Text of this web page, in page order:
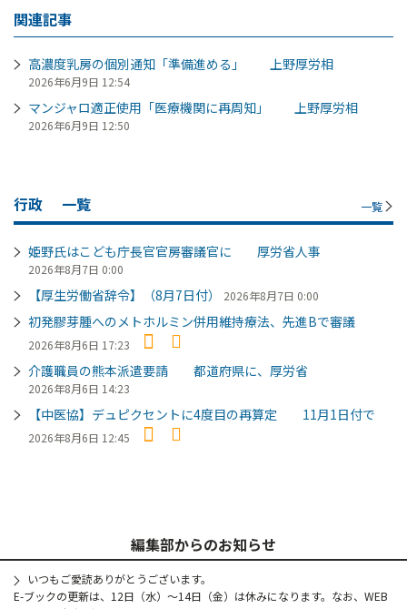
関連記事
高濃度乳房の個別通知「準備進める」 上野厚労相
2026年6月9日 12:54
マンジャロ適正使用「医療機関に再周知」 上野厚労相
2026年6月9日 12:50
行政 一覧 一覧
姫野氏はこども庁長官官房審議官に 厚労省人事
2026年8月7日 0:00
【厚生労働省辞令】（8月7日付） 2026年8月7日 0:00
初発膠芽腫へのメトホルミン併用維持療法、先進Bで審議
2026年8月6日 17:23
介護職員の熊本派遣要請 都道府県に、厚労省
2026年8月6日 14:23
【中医協】デュピクセントに4度目の再算定 11月1日付で
2026年8月6日 12:45
編集部からのお知らせ
いつもご愛読ありがとうございます。
E-ブックの更新は、12日（水）～14日（金）は休みになります。なお、WEB